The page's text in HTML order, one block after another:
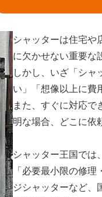
シャッターは住宅や
に欠かせない重要な
しかし、いざ「シャ
い」「想像以上に費
また、すぐに対応で
明な場合、どこに依
シャッター王国では
「必要最小限の修
ジシャッターなど、